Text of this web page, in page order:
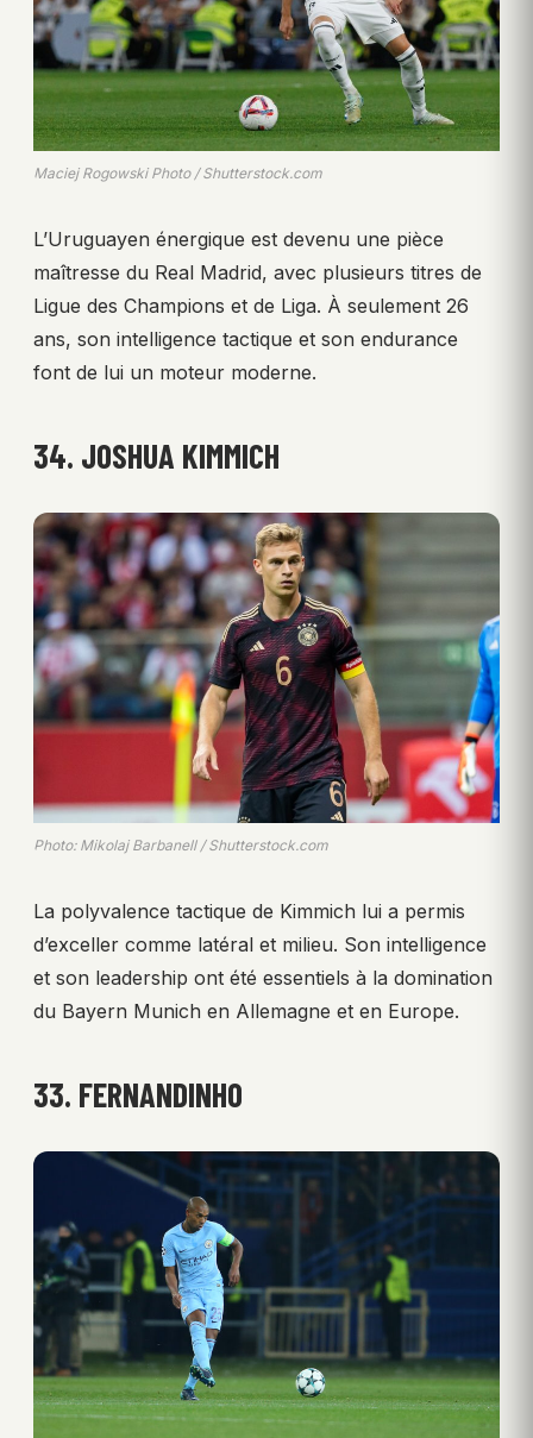
Maciej Rogowski Photo / Shutterstock.com
L’Uruguayen énergique est devenu une pièce
maîtresse du Real Madrid, avec plusieurs titres de
Ligue des Champions et de Liga. À seulement 26
ans, son intelligence tactique et son endurance
font de lui un moteur moderne.
34. JOSHUA KIMMICH
Photo: Mikolaj Barbanell / Shutterstock.com
La polyvalence tactique de Kimmich lui a permis
d’exceller comme latéral et milieu. Son intelligence
et son leadership ont été essentiels à la domination
du Bayern Munich en Allemagne et en Europe.
33. FERNANDINHO